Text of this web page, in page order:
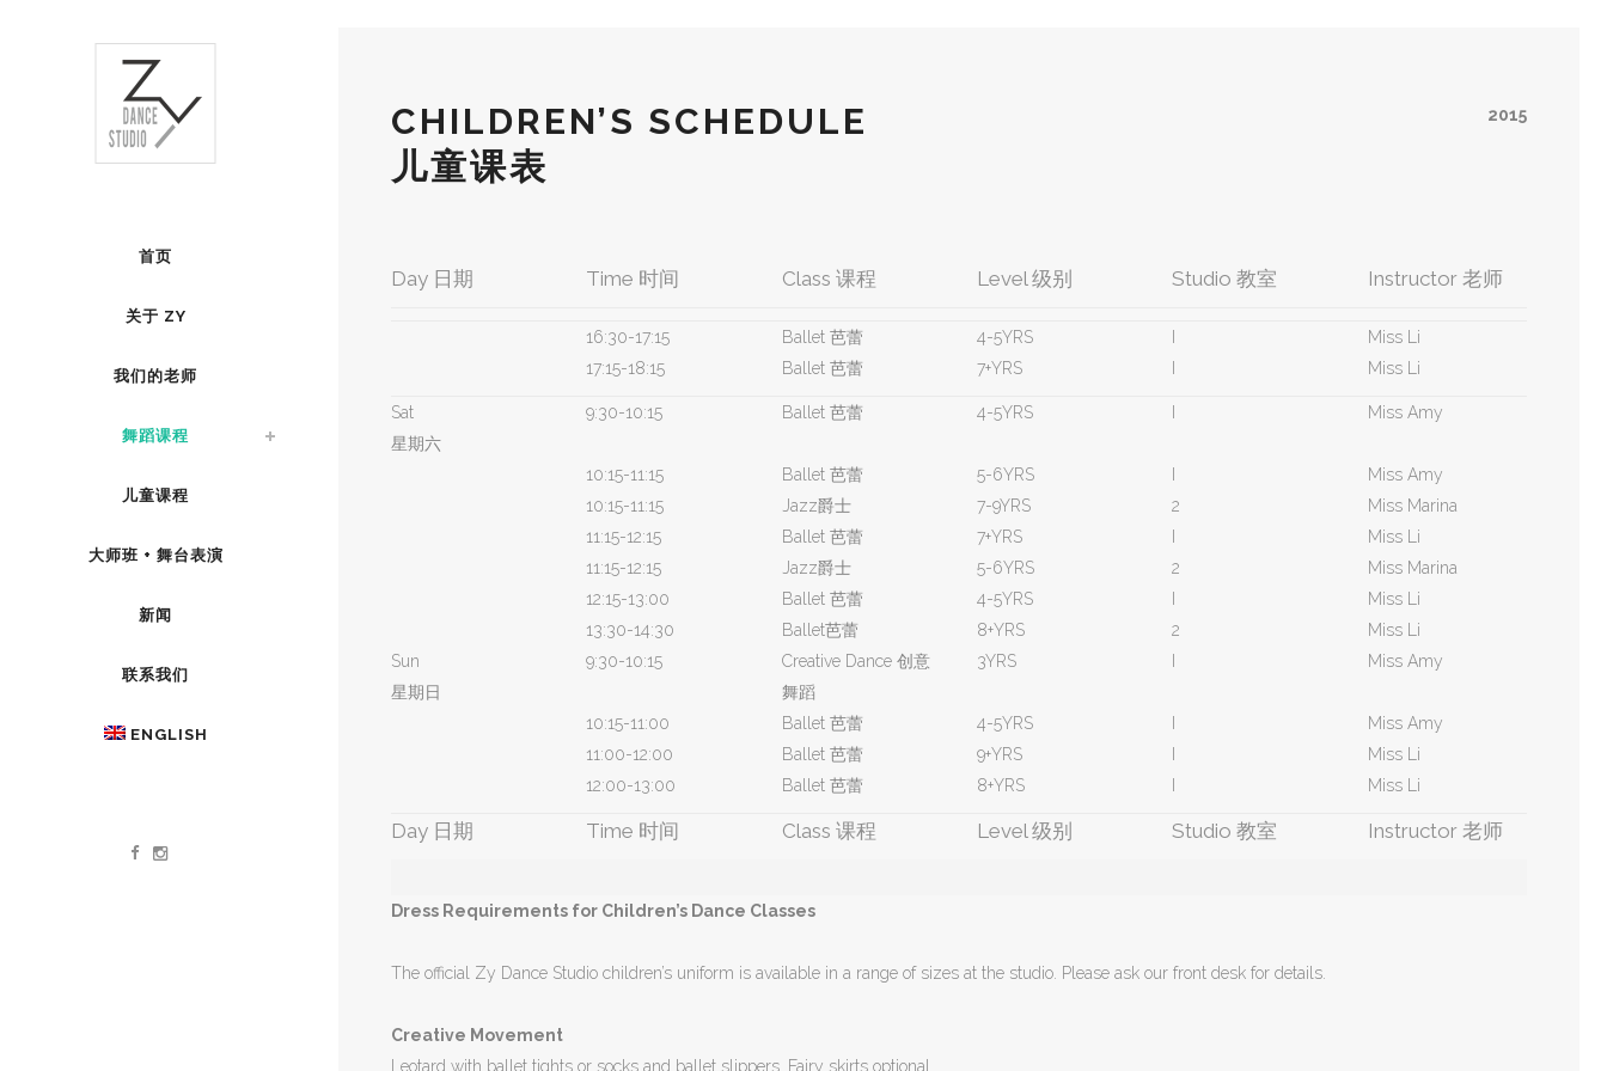
首页
关于 ZY
我们的老师
舞蹈课程
儿童课程
大师班 + 舞台表演
新闻
联系我们
ENGLISH
CHILDREN’S SCHEDULE
儿童课表
2015
Day 日期 Time 时间 Class 课程 Level 级别 Studio 教室 Instructor 老师
16:30-17:15 Ballet 芭蕾 4-5YRS
Miss Li
17:15-18:15
Ballet 芭蕾 7+YRS Miss Li
Sat
星期六
9:30-10:15 Ballet 芭蕾 4-5YRS Miss Amy
10:15-11:15 Ballet 芭蕾 5-6YRS
Miss Amy
10:15-11:15
Jazz爵士 7-9YRS 2
Miss Marina
11:15-12:15
Ballet 芭蕾 7+YRS
Miss Li
11:15-12:15
Jazz爵士 5-6YRS 2
Miss Marina
12:15-13:00
Ballet 芭蕾 4-5YRS
Miss Li
13:30-14:30
Ballet芭蕾 8+YRS 2
Miss Li
Sun
星期日
9:30-10:15
Creative Dance 创意
舞蹈
3YRS Miss Amy
10:15-11:00 Ballet 芭蕾 4-5YRS
Miss Amy
11:00-12:00
Ballet 芭蕾 9+YRS
Miss Li
12:00-13:00
Ballet 芭蕾 8+YRS Miss Li
Day 日期 Time 时间 Class 课程 Level 级别 Studio 教室 Instructor 老师
Dress Requirements for Children’s Dance Classes
The official Zy Dance Studio children’s uniform is available in a range of sizes at the studio. Please ask our front desk for details.
Creative Movement
Leotard with ballet tights or socks and ballet slippers. Fairy skirts optional.